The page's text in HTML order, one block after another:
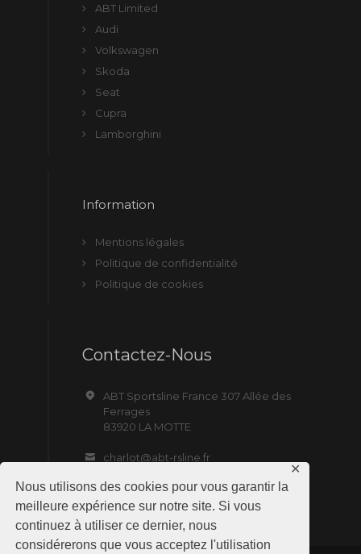
Nous utilisons des cookies pour vous garantir la
meilleure expérience sur notre site. Si vous
continuez à utiliser ce dernier, nous
considérerons que vous acceptez l'utilisation
✕
ABT Limited
Audi
Volkswagen
Skoda
Seat
Cupra
Lamborghini
Information
Mentions légales
Politique de confidentialité
Politique de cookies
Contactez-Nous
ABT Sportsline France 307 Allée des
Ferrages
83920 LA MOTTE
charlot@abt-rsline.fr